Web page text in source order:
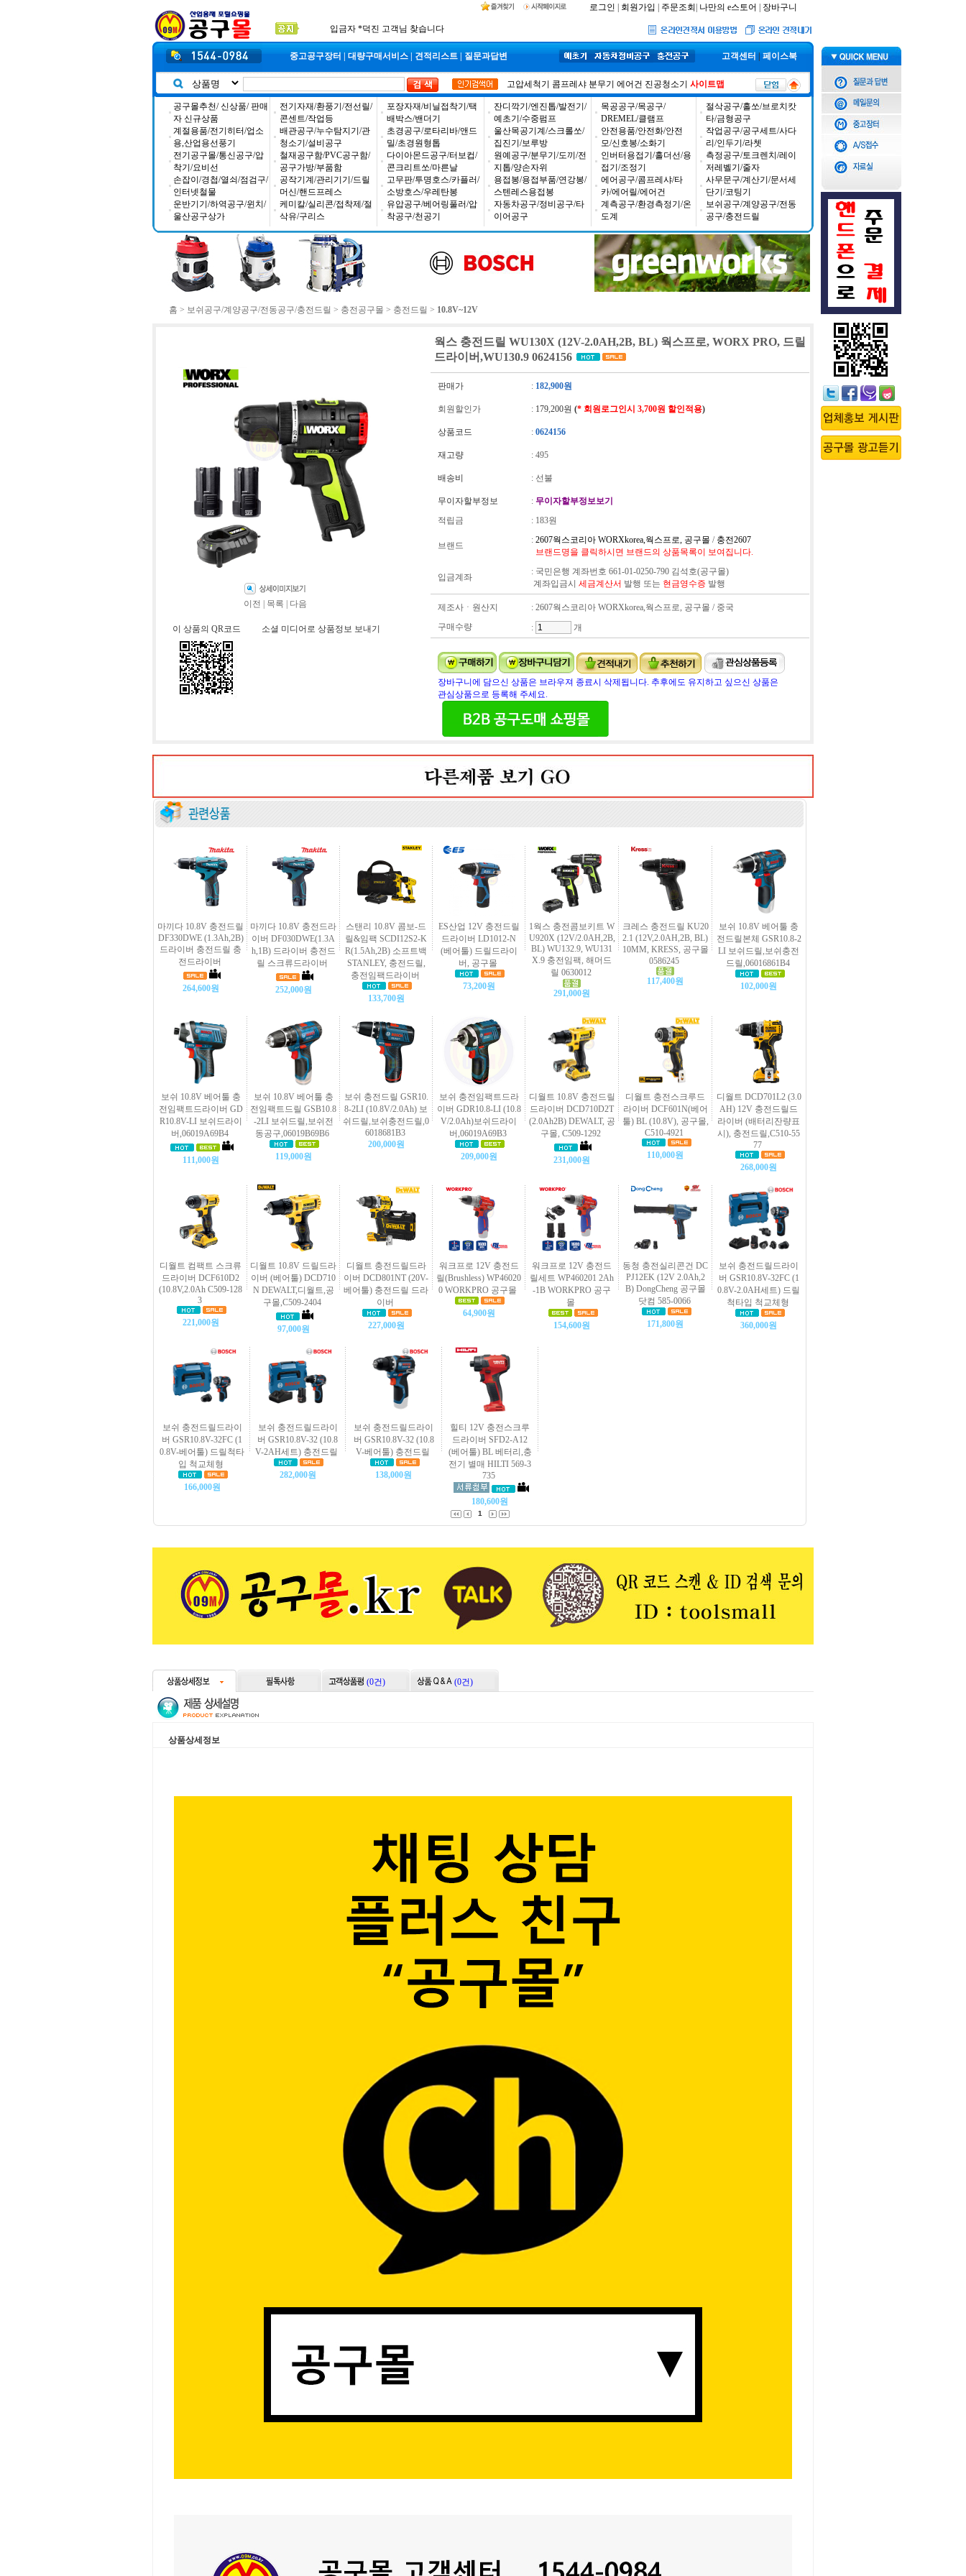
로그인 회원가입 주문조회 나만의 e스토어 장바구니
입금자 *덕진 고객님 찾습니다
중고공구장터 대량구매서비스 견적리스트 질문과답변 고객센터 페이스북
고압세척기 콤프레샤 분무기 에어건 진공청소기 사이트맵
공구몰추천/ 신상품/ 판매
자 신규상품
계절용품/전기히터/업소
용,산업용선풍기
전기공구몰/통신공구/압
착기/요비선
손잡이/경첩/열쇠/점검구/
인터넷철물
운반기기/하역공구/윈치/
울산공구상가
전기자재/환풍기/전선릴/
콘센트/작업등
배관공구/누수탐지기/관
청소기/설비공구
철재공구함/PVC공구함/
공구가방/부품함
공작기계/관리기기/드릴
머신/핸드프레스
케미칼/실리콘/접착제/절
삭유/구리스
포장자재/비닐접착기/택
배박스/밴더기
초경공구/로타리바/앤드
밀/초경원형톱
다이아몬드공구/터보컵/
콘크리트쏘/마른날
고무판/투명호스/카플러/
소방호스/우레탄봉
유압공구/베어링풀러/압
착공구/천공기
잔디깍기/엔진톱/발전기/
예초기/수중펌프
울산목공기계/스크롤쏘/
집진기/보루방
원예공구/분무기/도끼/전
지톱/양손자위
용접봉/용접부품/연강봉/
스텐레스용접봉
자동차공구/정비공구/타
이어공구
목공공구/목공구/
DREMEL/클램프
안전용품/안전화/안전
모/신호봉/소화기
인버터용접기/홀더선/용
접기/조정기
에어공구/콤프레샤/타
카/에어릴/에어건
계측공구/환경측정기/온
도계
절삭공구/홀쏘/브로치캇
타/금형공구
작업공구/공구세트/사다
리/인두기/라쳇
측정공구/토크렌치/레이
저레벨기/줄자
사무문구/계산기/문서세
단기/코팅기
보쉬공구/계양공구/전동
공구/충전드릴
홈 > 보쉬공구/계양공구/전동공구/충전드릴 > 충전공구몰 > 충전드릴 > 10.8V~12V
이전 목록 다음
이 상품의 QR코드 소셜 미디어로 상품정보 보내기
웍스 충전드릴 WU130X (12V-2.0AH,2B, BL) 웍스프로, WORX PRO, 드릴
드라이버,WU130.9 0624156
판매가 : 182,900원
회원할인가 : 179,200원 (* 회원로그인시 3,700원 할인적용)
상품코드 : 0624156
재고량 : 495
배송비 : 선불
무이자할부정보 : 무이자할부정보보기
적립금
: 183원
브랜드
: 2607웍스코리아 WORXkorea,웍스프로, 공구몰 / 충전2607
브랜드명을 클릭하시면 브랜드의 상품목록이 보여집니다.
입금계좌
: 국민은행 계좌번호 661-01-0250-790 김석호(공구몰)
계좌입금시 세금계산서 발행 또는 현금영수증 발행
제조사ㆍ원산지
: 2607웍스코리아 WORXkorea,웍스프로, 공구몰 / 중국
구매수량
: 개
장바구니에 담으신 상품은 브라우져 종료시 삭제됩니다. 추후에도 유지하고 싶으신 상품은
관심상품으로 등록해 주세요.
마끼다 10.8V 충전드릴
DF330DWE (1.3Ah,2B)
드라이버 충전드릴 충
전드라이버
264,600원
마끼다 10.8V 충전드라
이버 DF030DWE(1.3A
h,1B) 드라이버 충전드
릴 스크류드라이버
252,000원
스탠리 10.8V 콤보-드
릴&임팩 SCDI12S2-K
R(1.5Ah,2B) 소프트백
STANLEY, 충전드릴,
충전임팩드라이버
133,700원
ES산업 12V 충전드릴
드라이버 LD1012-N
(베어툴) 드릴드라이
버, 공구몰
73,200원
1웍스 충전콤보키트 W
U920X (12V/2.0AH,2B,
BL) WU132.9, WU131
X.9 충전임팩, 해머드
릴 0630012
291,000원
크레스 충전드릴 KU20
2.1 (12V,2.0AH,2B, BL)
10MM, KRESS, 공구몰
0586245
117,400원
보쉬 10.8V 베어툴 충
전드릴본체 GSR10.8-2
LI 보쉬드릴,보쉬충전
드릴,06016861B4
102,000원
보쉬 10.8V 베어툴 충
전임팩트드라이버 GD
R10.8V-LI 보쉬드라이
버,06019A69B4
111,000원
보쉬 10.8V 베어툴 충
전임팩트드릴 GSB10.8
-2LI 보쉬드릴,보쉬전
동공구,06019B69B6
119,000원
보쉬 충전드릴 GSR10.
8-2LI (10.8V/2.0Ah) 보
쉬드릴,보쉬충전드릴,0
6018681B3
200,000원
보쉬 충전임팩트드라
이버 GDR10.8-LI (10.8
V/2.0Ah)보쉬드라이
버,06019A69B3
209,000원
디월트 10.8V 충전드릴
드라이버 DCD710D2T
(2.0Ah2B) DEWALT, 공
구몰, C509-1292
231,000원
디월트 충전스크루드
라이버 DCF601N(베어
툴) BL (10.8V), 공구몰,
C510-4921
110,000원
디월트 DCD701L2 (3.0
AH) 12V 충전드릴드
라이버 (배터리잔량표
시), 충전드릴,C510-55
77
268,000원
디월트 컴팩트 스크류
드라이버 DCF610D2
(10.8V,2.0Ah C509-128
3
221,000원
디월트 10.8V 드릴드라
이버 (베어툴) DCD710
N DEWALT,디월트,공
구몰,C509-2404
97,000원
디월트 충전드릴드라
이버 DCD801NT (20V-
베어툴) 충전드릴 드라
이버
227,000원
워크프로 12V 충전드
릴(Brushless) WP46020
0 WORKPRO 공구몰
64,900원
워크프로 12V 충전드
릴세트 WP460201 2Ah
-1B WORKPRO 공구
몰
154,600원
동청 충전실리콘건 DC
PJ12EK (12V 2.0Ah,2
B) DongCheng 공구몰
닷컴 585-0066
171,800원
보쉬 충전드릴드라이
버 GSR10.8V-32FC (1
0.8V-2.0AH세트) 드릴
척타입 척교체형
360,000원
보쉬 충전드릴드라이
버 GSR10.8V-32FC (1
0.8V-베어툴) 드릴척타
입 척교체형
166,000원
보쉬 충전드릴드라이
버 GSR10.8V-32 (10.8
V-2AH세트) 충전드릴
282,000원
보쉬 충전드릴드라이
버 GSR10.8V-32 (10.8
V-베어툴) 충전드릴
138,000원
힐티 12V 충전스크루
드라이버 SFD2-A12
(베어툴) BL 베터리,충
전기 별매 HILTI 569-3
735
180,600원
1
(0건) (0건)
상품상세정보